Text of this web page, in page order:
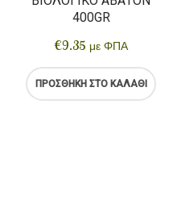
400GR
€9.35 με ΦΠΑ
ΠΡΟΣΘΉΚΗ ΣΤΟ ΚΑΛΆΘΙ